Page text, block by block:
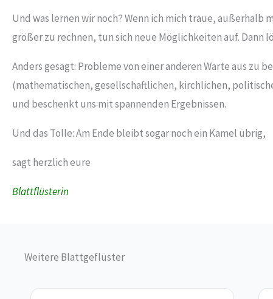
Und was lernen wir noch? Wenn ich mich traue,
größer zu rechnen, tun sich neue Möglichkeiten auf. Dann
Anders gesagt: Probleme von einer anderen Warte aus
(mathematischen, gesellschaftlichen, kirchlichen,
und beschenkt uns mit spannenden Ergebnissen.
Und das Tolle: Am Ende bleibt sogar noch ein Kamel übrig,
sagt herzlich eure
Blattflüsterin
Weitere Blattgeflüster